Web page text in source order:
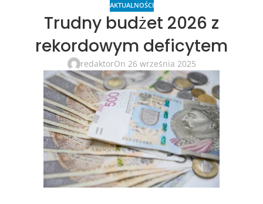
AKTUALNOŚCI
Trudny budżet 2026 z
rekordowym deficytem
redaktorOn 26 września 2025